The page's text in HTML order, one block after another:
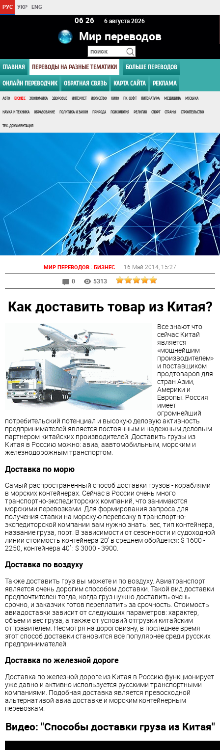
РУС УКР ENG
06:26 6 августа 2026
Мир переводов
ГЛАВНАЯ ПЕРЕВОДЫ НА РАЗНЫЕ ТЕМАТИКИ БОЛЬШЕ ПЕРЕВОДОВ
ОНЛАЙН ПЕРЕВОДЧИК ОБРАТНАЯ СВЯЗЬ КАРТА САЙТА РЕКЛАМА
АВТО БИЗНЕС ЭКОНОМИКА ЗДОРОВЬЕ ИНТЕРНЕТ ИСКУССТВО КИНО ПК, СОФТ ЛИТЕРАТУРА МЕДИЦИНА МУЗЫКА
НАУКА И ТЕХНИКА ОБРАЗОВАНИЕ ПОЛИТИКА И ЗАКОН ПРИРОДА ПСИХОЛОГИЯ РЕЛИГИЯ СПОРТ СТРАНЫ СТРОИТЕЛЬСТВО
ТЕХ. ДОКУМЕНТАЦИЯ
МИР ПЕРЕВОДОВ : БИЗНЕС 16 Май 2014 , 15:27
0
5313
Как доставить товар из Китая?
Все знают что
сейчас Китай
является
«мощнейшим
производителем»
и поставщиком
продтоваров для
стран Азии,
Америки и
Европы. Россия
имеет
огромнейший
потребительский потенциал и высокую деловую активность
предпринимателей является постоянным и надежным деловым
партнером китайских производителей. Доставить грузы из
Китая в Россию можно: авиа, аавтомобильным, морским и
железнодорожным транспортом.
Доставка по морю
Самый распространенный способ доставки грузов - кораблями
в морских контейнерах. Сейчас в России очень много
транспортно-экспедиторских компаний, что занимаются
морскими перевозками. Для формирования запроса для
получения ставки на морскую перевозку в транспортно-
экспедиторской компании вам нужно знать: вес, тип контейнера,
название груза, порт. В зависимости от сезонности и судоходной
линии стоимость контейнера 20’ в среднем обойдется: $ 1600 -
2250, контейнера 40’ : $ 3000 - 3900.
Доставка по воздуху
Также доставить груз вы можете и по воздуху. Авиатранспорт
является очень дорогим способом доставки. Такой вид доставки
предпочтителен тогда, когда груз нужно доставить очень
срочно, и заказчик готов переплатить за срочность. Стоимость
авиадоставки зависит от следующих параметров: характер,
объем и вес груза, а также от условий отгрузки китайским
отправителем. Несмотря на дороговизну, в последнее время
этот способ доставки становится все популярнее среди русских
предпринимателей.
Доставка по железной дороге
Доставка по железной дороге из Китая в Россию функционирует
уже давно и активно используется русскими транспортными
компаниями. Подобная доставка является превосходной
альтернативой авиа доставке и морским контейнерным
перевозкам.
Видео: "Способы доставки груза из Китая"